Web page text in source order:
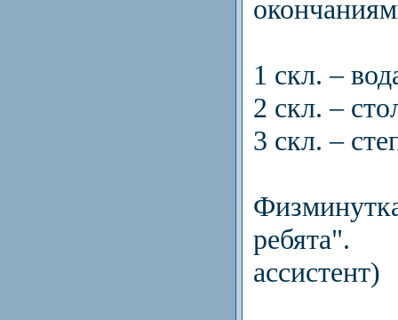
1 скл. –
2 скл. –
3 скл. –
ассистент)